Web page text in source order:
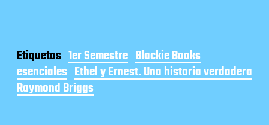
Etiquetas 1er Semestre Blackie Books
esenciales Ethel y Ernest. Una historia verdadera
Raymond Briggs